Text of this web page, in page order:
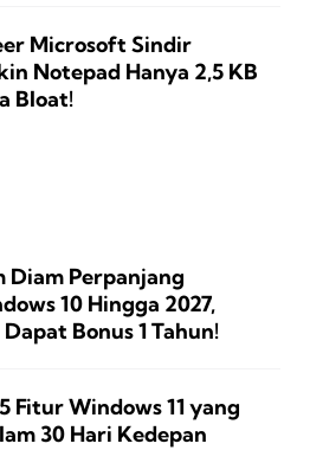
Microsoft Sindir
Notepad Hanya 2,5 KB
Bloat!
Diam Perpanjang
10 Hingga 2027,
Bonus 1 Tahun!
Fitur Windows 11 yang
30 Hari Kedepan